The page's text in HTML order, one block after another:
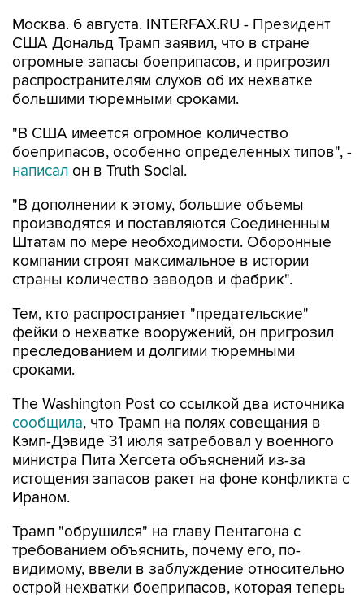
Москва. 6 августа. INTERFAX.RU - Президент
США Дональд Трамп заявил, что в стране
огромные запасы боеприпасов, и пригрозил
распространителям слухов об их нехватке
большими тюремными сроками.
"В США имеется огромное количество
боеприпасов, особенно определенных типов", -
написал он в Truth Social.
"В дополнении к этому, большие объемы
производятся и поставляются Соединенным
Штатам по мере необходимости. Оборонные
компании строят максимальное в истории
страны количество заводов и фабрик".
Тем, кто распространяет "предательские"
фейки о нехватке вооружений, он пригрозил
преследованием и долгими тюремными
сроками.
The Washington Post со ссылкой два источника
сообщила, что Трамп на полях совещания в
Кэмп-Дэвиде 31 июля затребовал у военного
министра Пита Хегсета объяснений из-за
истощения запасов ракет на фоне конфликта с
Ираном.
Трамп "обрушился" на главу Пентагона с
требованием объяснить, почему его, по-
видимому, ввели в заблуждение относительно
острой нехватки боеприпасов, которая теперь